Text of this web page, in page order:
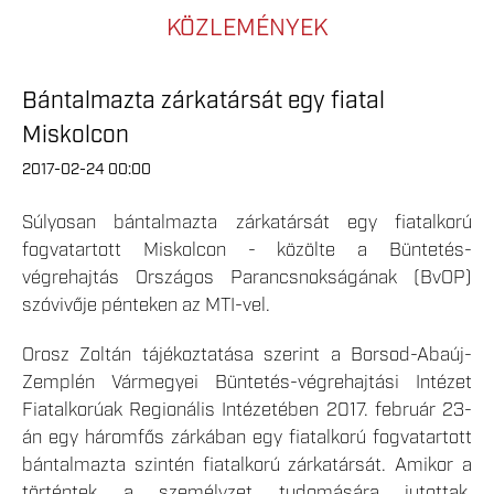
KÖZLEMÉNYEK
Bántalmazta zárkatársát egy fiatal
Miskolcon
2017-02-24 00:00
Súlyosan bántalmazta zárkatársát egy fiatalkorú
fogvatartott Miskolcon - közölte a Büntetés-
végrehajtás Országos Parancsnokságának (BvOP)
szóvivője pénteken az MTI-vel.
Orosz Zoltán tájékoztatása szerint a Borsod-Abaúj-
Zemplén Vármegyei Büntetés-végrehajtási Intézet
Fiatalkorúak Regionális Intézetében 2017. február 23-
án egy háromfős zárkában egy fiatalkorú fogvatartott
bántalmazta szintén fiatalkorú zárkatársát. Amikor a